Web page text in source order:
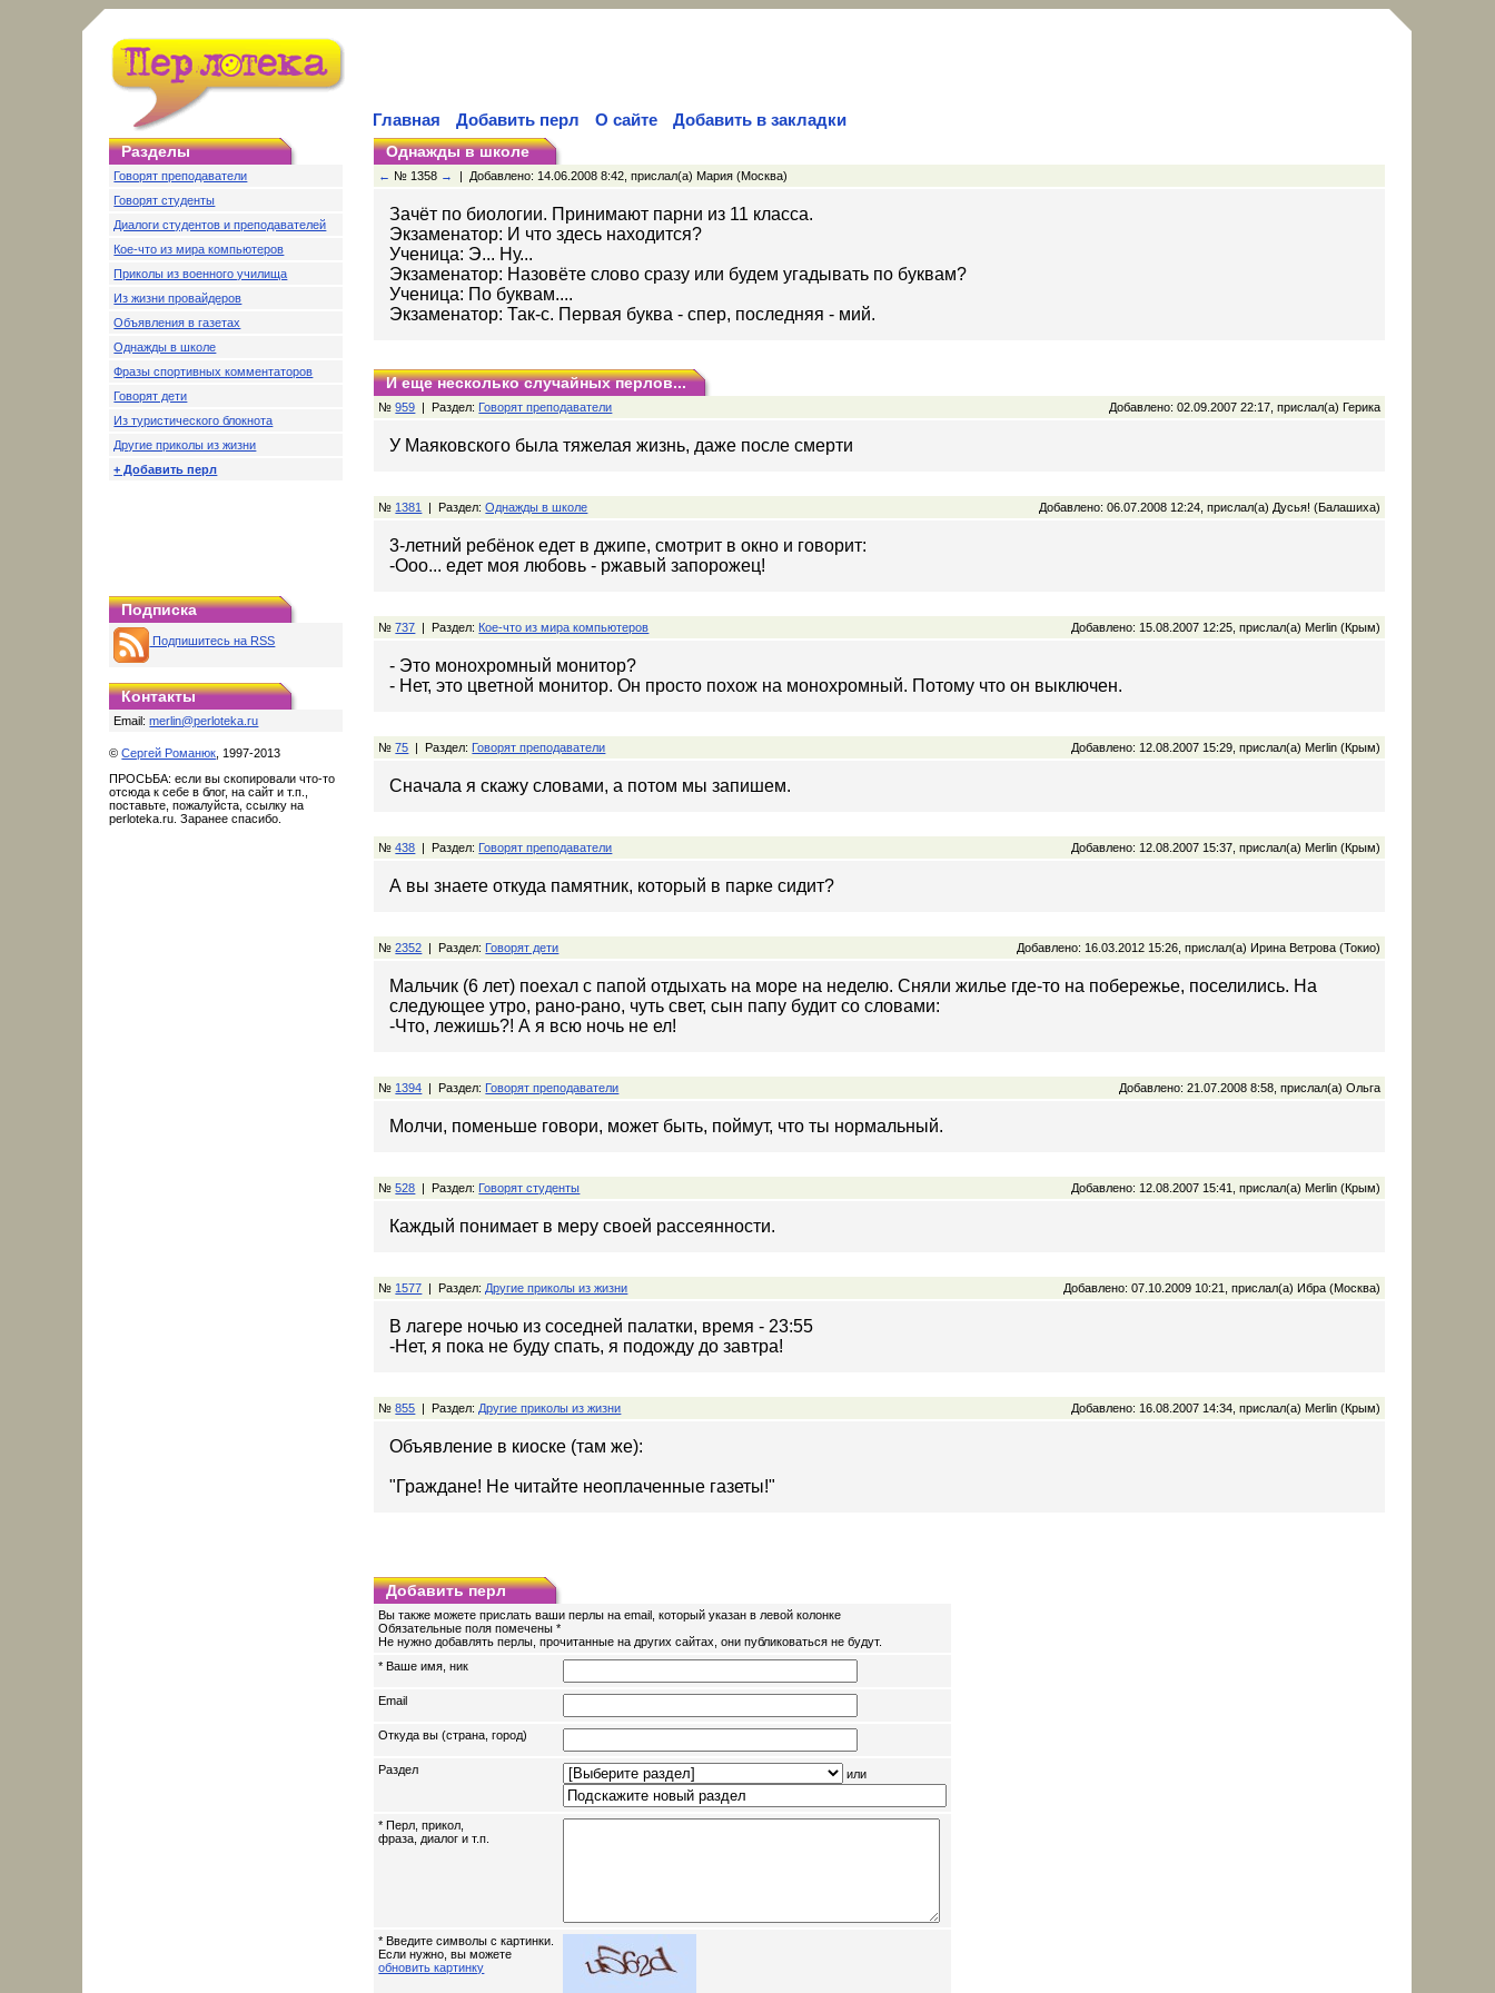
Главная Добавить перл О сайте
Добавить в закладки
Разделы
Говорят преподаватели
Говорят студенты
Диалоги студентов и преподавателей
Кое-что из мира компьютеров
Приколы из военного училища
Из жизни провайдеров
Объявления в газетах
Однажды в школе
Фразы спортивных комментаторов
Говорят дети
Из туристического блокнота
Другие приколы из жизни
+ Добавить перл
Подписка
Подпишитесь на RSS
Контакты
Email:merlin@perloteka.ru
©Сергей Романюк , 1997-2013
ПРОСЬБА: если вы скопировали что-то
отсюда к себе в блог, на сайт и т.п.,
поставьте, пожалуйста, ссылку на
perloteka.ru. Заранее спасибо.
Однажды в школе
← № 1358 → | Добавлено: 14.06.2008 8:42, прислал(а) Мария (Москва)
Зачёт по биологии. Принимают парни из 11 класса.
Экзаменатор: И что здесь находится?
Ученица: Э... Ну...
Экзаменатор: Назовёте слово сразу или будем угадывать по буквам?
Ученица: По буквам....
Экзаменатор: Так-с. Первая буква - спер, последняя - мий.
И еще несколько случайных перлов...
№959 | Раздел: Говорят преподаватели Добавлено: 02.09.2007 22:17, прислал(а) Герика
У Маяковского была тяжелая жизнь, даже после смерти
№ 1381 | Раздел:Однажды в школе Добавлено: 06.07.2008 12:24, прислал(а) Дусья! (Балашиха)
3-летний ребёнок едет в джипе, смотрит в окно и говорит:
-Ооо... едет моя любовь - ржавый запорожец!
№737 | Раздел: Кое-что из мира компьютеров Добавлено: 15.08.2007 12:25, прислал(а) Merlin (Крым)
- Это монохромный монитор?
- Нет, это цветной монитор. Он просто похож на монохромный. Потому что он выключен.
№75 | Раздел: Говорят преподаватели Добавлено: 12.08.2007 15:29, прислал(а) Merlin (Крым)
Сначала я скажу словами, а потом мы запишем.
№438 | Раздел: Говорят преподаватели Добавлено: 12.08.2007 15:37, прислал(а) Merlin (Крым)
А вы знаете откуда памятник, который в парке сидит?
№2352 | Раздел: Говорят дети Добавлено: 16.03.2012 15:26, прислал(а) Ирина Ветрова (Токио)
Мальчик (6 лет) поехал с папой отдыхать на море на неделю. Сняли жилье где-то на побережье, поселились. На
следующее утро, рано-рано, чуть свет, сын папу будит со словами:
-Что, лежишь?! А я всю ночь не ел!
№ 1394 | Раздел: Говорят преподаватели Добавлено: 21.07.2008 8:58, прислал(а) Ольга
Молчи, поменьше говори, может быть, поймут, что ты нормальный.
№528 | Раздел: Говорят студенты Добавлено: 12.08.2007 15:41, прислал(а) Merlin (Крым)
Каждый понимает в меру своей рассеянности.
№ 1577 | Раздел: Другие приколы из жизни Добавлено: 07.10.2009 10:21, прислал(а) Ибра (Москва)
В лагере ночью из соседней палатки, время - 23:55
-Нет, я пока не буду спать, я подожду до завтра!
№855 | Раздел: Другие приколы из жизни Добавлено: 16.08.2007 14:34, прислал(а) Merlin (Крым)
Объявление в киоске (там же):
"Граждане! Не читайте неоплаченные газеты!"
Добавить перл
Вы также можете прислать ваши перлы на email, который указан в левой колонке
Обязательные поля помечены *
Не нужно добавлять перлы, прочитанные на других сайтах, они публиковаться не будут.
* Ваше имя, ник
Email
Откуда вы (страна, город)
Раздел или
* Перл, прикол,
фраза, диалог и т.п.
* Введите символы с картинки.
Если нужно, вы можете
обновить картинку